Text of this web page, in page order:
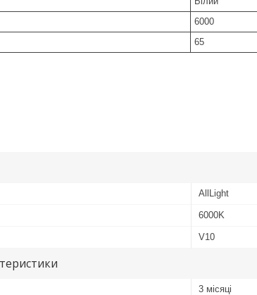
6000
65
AllLight
6000K
V10
3 місяці